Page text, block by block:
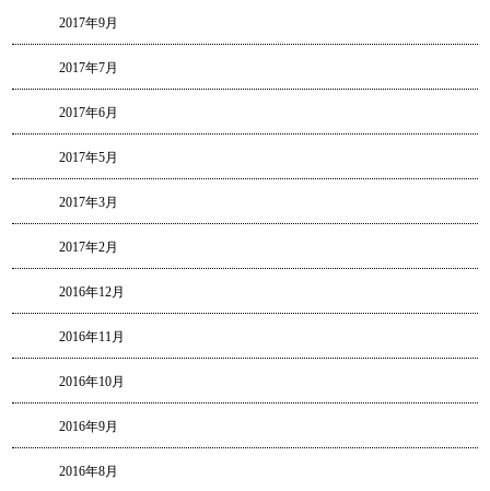
2017年9月
2017年7月
2017年6月
2017年5月
2017年3月
2017年2月
2016年12月
2016年11月
2016年10月
2016年9月
2016年8月